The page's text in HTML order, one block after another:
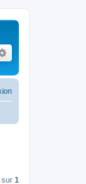
sur 1